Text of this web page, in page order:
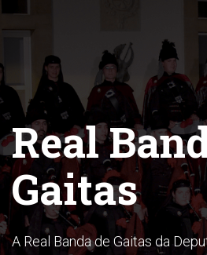
Real
Gaitas
A Real Banda de Gaitas da